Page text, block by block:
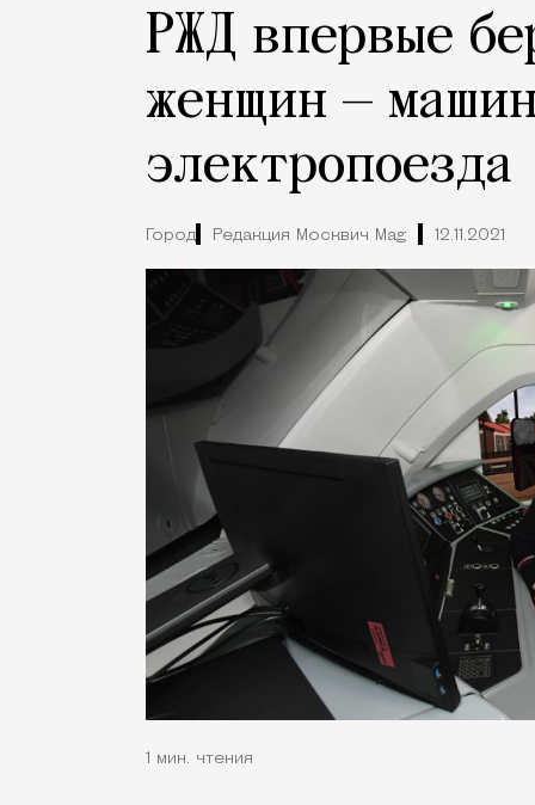
РЖД впервые
женщин —
электропоезда
Город Редакция Москвич Mag 12.11.2021
1 мин. чтения